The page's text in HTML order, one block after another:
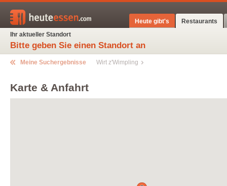
Restaurants
Heute gibt's
Ihr aktueller Standort
Bitte geben Sie einen Standort an
Meine Suchergebnisse Wirt z'Wimpling
Karte & Anfahrt